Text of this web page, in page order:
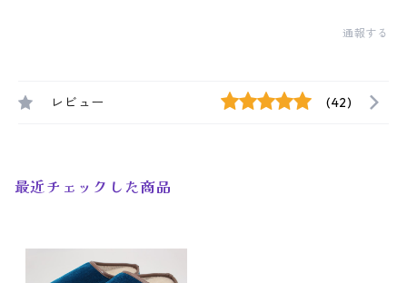
通報する
レビュー (42)
最近チェックした商品